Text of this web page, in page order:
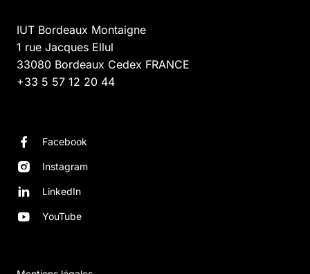
IUT Bordeaux Montaigne
1 rue Jacques Ellul
33080 Bordeaux Cedex FRANCE
+33 5 57 12 20 44
Facebook
Instagram
LinkedIn
YouTube